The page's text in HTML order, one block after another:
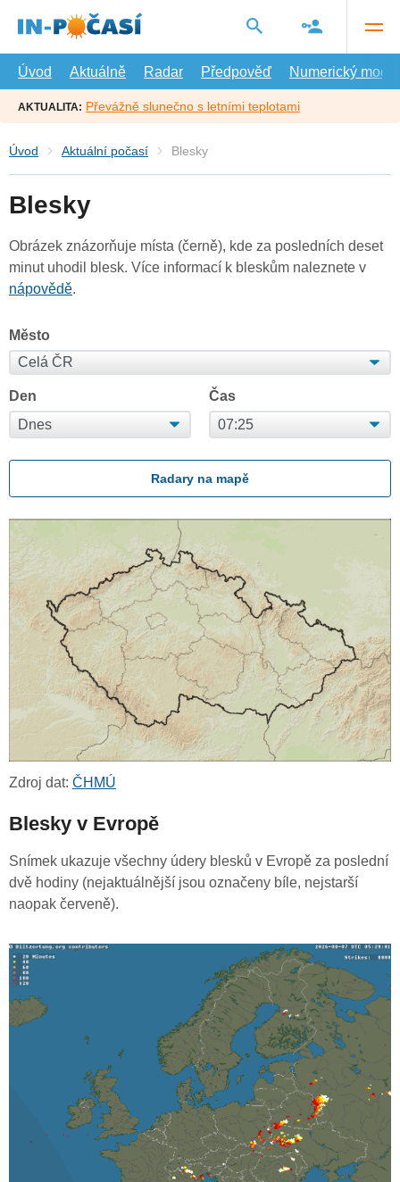
hlavní
Úvod
Aktuálně Radar Předpověď Numerický model
AKTUALITA: Převážně slunečno s letními teplotami
Úvod Aktuální počasí Blesky
Blesky
Obrázek znázorňuje místa (černě), kde za posledních deset
minut uhodil blesk. Více informací k bleskům naleznete v
nápovědě.
Město
Den Čas
Radary na mapě
Zdroj dat: ČHMÚ
Blesky v Evropě
Snímek ukazuje všechny údery blesků v Evropě za poslední
dvě hodiny (nejaktuálnější jsou označeny bíle, nejstarší
naopak červeně).